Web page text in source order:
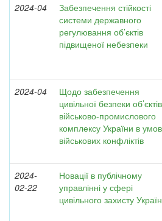
2024-04
Забезпечення стійкості
системи державного
регулювання об’єктів
підвищеної небезпеки
2024-04
Щодо забезпечення
цивільної безпеки об’єктів
військово-промислового
комплексу України в
військових конфліктів
2024-
02-22
Новації в публічному
управлінні у сфері
цивільного захисту